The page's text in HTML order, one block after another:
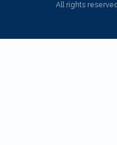
All rights